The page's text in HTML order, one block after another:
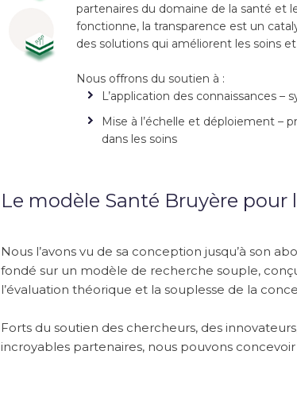
partenaires du domaine de la santé et
fonctionne, la transparence est un
des solutions qui améliorent les soins
Nous offrons du soutien à :
L’application des connaissances
Mise à l’échelle et déploiement –
dans les soins
Le modèle Santé Bruyère pour
Nous l’avons vu de sa conception jusqu’à son
fondé sur un modèle de recherche souple,
l’évaluation théorique et la souplesse de la
Forts du soutien des chercheurs, des
incroyables partenaires, nous pouvons concevoir